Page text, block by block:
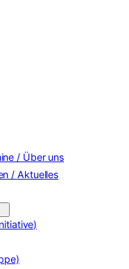
/ Über uns
/ Aktuelles